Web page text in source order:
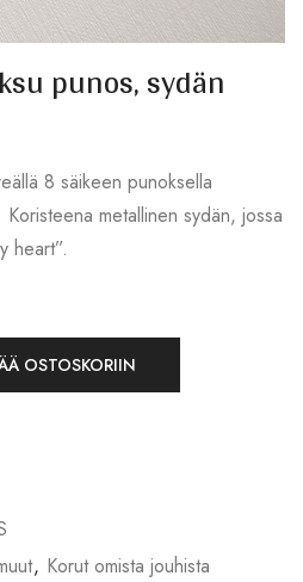
punos, sydän
8 säikeen punoksella
metallinen sydän, jossa
heart”.
OSTOSKORIIN
, Korut omista jouhista